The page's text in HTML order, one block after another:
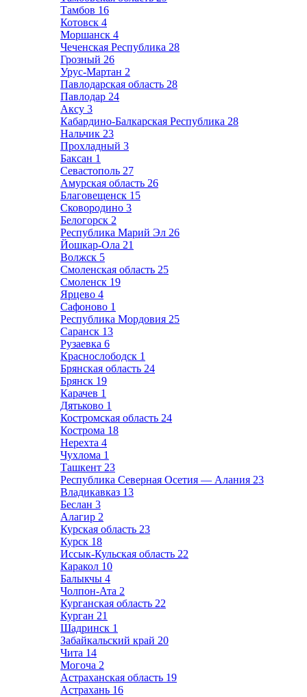
Тамбов 16
Котовск 4
Моршанск 4
Чеченская Республика 28
Грозный 26
Урус-Мартан 2
Павлодарская область 28
Павлодар 24
Аксу 3
Кабардино-Балкарская Республика 28
Нальчик 23
Прохладный 3
Баксан 1
Севастополь 27
Амурская область 26
Благовещенск 15
Сковородино 3
Белогорск 2
Республика Марий Эл 26
Йошкар-Ола 21
Волжск 5
Смоленская область 25
Смоленск 19
Ярцево 4
Сафоново 1
Республика Мордовия 25
Саранск 13
Рузаевка 6
Краснослободск 1
Брянская область 24
Брянск 19
Карачев 1
Дятьково 1
Костромская область 24
Кострома 18
Нерехта 4
Чухлома 1
Ташкент 23
Республика Северная Осетия — Алания 23
Владикавказ 13
Беслан 3
Алагир 2
Курская область 23
Курск 18
Иссык-Кульская область 22
Каракол 10
Балыкчы 4
Чолпон-Ата 2
Курганская область 22
Курган 21
Шадринск 1
Забайкальский край 20
Чита 14
Могоча 2
Астраханская область 19
Астрахань 16